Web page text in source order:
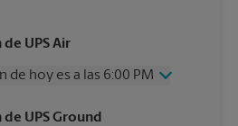
UPS Air
de hoy es a las 6:00 PM
UPS Ground